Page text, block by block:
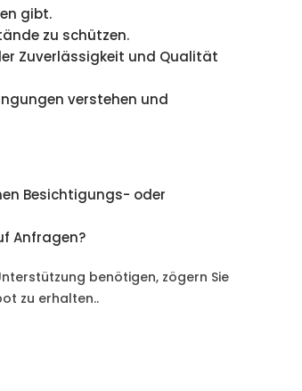
gibt.
zu schützen.
Zuverlässigkeit und Qualität
verstehen und
Besichtigungs- oder
Anfragen?
benötigen, zögern Sie
zu erhalten..